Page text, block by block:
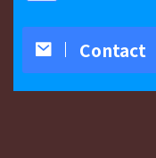
Contact